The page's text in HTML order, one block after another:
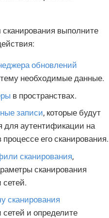
выполните
обновлений
необходимые данные.
в пространствах.
записи, которые будут
для аутентификации на
его сканирования.
сканирования,
сканирования
сетей.
сканирования
и определите